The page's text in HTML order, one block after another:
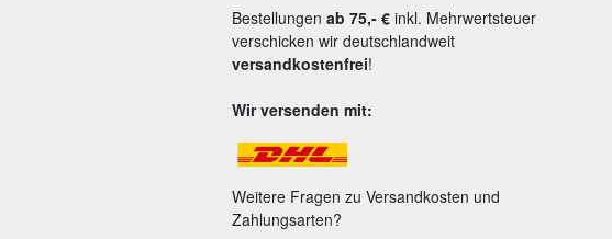
Bestellungen ab 75,- € inkl. Mehrwertsteuer
verschicken wir deutschlandweit
versandkostenfrei!
Wir versenden mit:
Weitere Fragen zu Versandkosten und
Zahlungsarten?